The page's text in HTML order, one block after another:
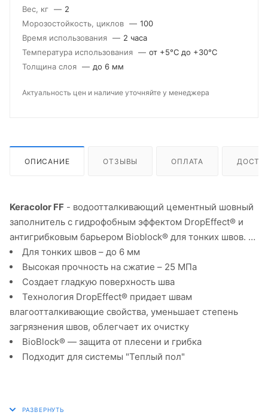
Вес, кг — 2
Морозостойкость, циклов — 100
Время использования — 2 часа
Температура использования — от +5°С до +30°С
Толщина слоя — до 6 мм
Актуальность цен и наличие уточняйте у менеджера
ОПИСАНИЕ ОТЗЫВЫ ОПЛАТА
Keracolor FF - водоотталкивающий цементный шовный
заполнитель с гидрофобным эффектом DropEffect® и
антигрибковым барьером Bioblock® для тонких швов.
Для тонких швов – до 6 мм
Высокая прочность на сжатие – 25 МПа
Создает гладкую поверхность шва
Технология DropEffect® придает швам
влагоотталкивающие свойства, уменьшает степень
загрязнения швов, облегчает их очистку
BioBlock® — защита от плесени и грибка
Подходит для системы "Теплый пол"